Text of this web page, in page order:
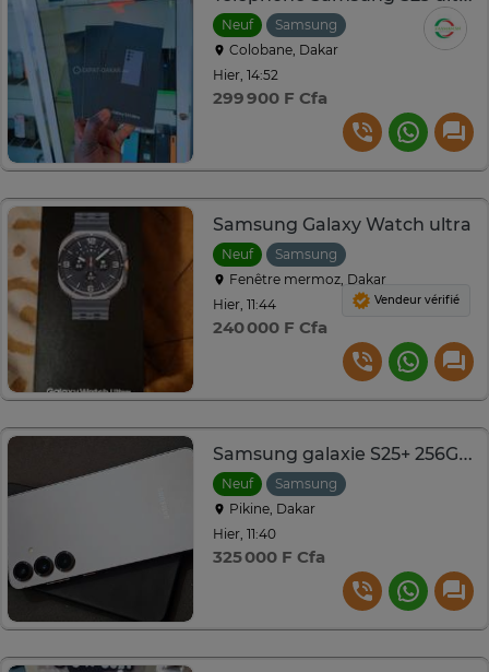
Neuf
Samsung
Colobane, Dakar
Hier, 14:52
299 900 F Cfa
Samsung Galaxy Watch ultra
Neuf
Samsung
Fenêtre mermoz, Dakar
Hier, 11:44
240 000 F Cfa
Vendeur vérifié
Samsung galaxie S25+ 256GB 12GB 2sim
Neuf
Samsung
Pikine, Dakar
Hier, 11:40
325 000 F Cfa